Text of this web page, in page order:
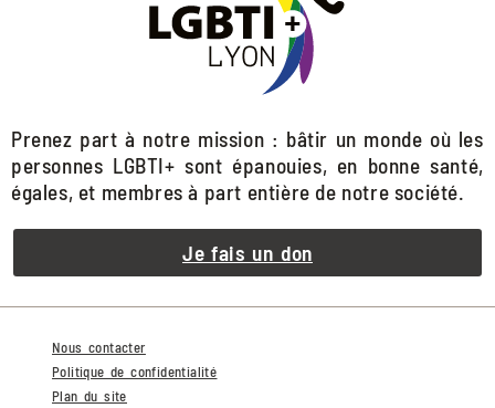
Je fais un don
Prenez part à notre mission : bâtir un monde où les
personnes LGBTI+ sont épanouies, en bonne santé,
égales, et membres à part entière de notre société.
Nous contacter
Politique de confidentialité
Plan du site